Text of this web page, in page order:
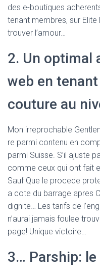
des e-boutiques
tenant membres, sur
trouver l’amour…
2. Un optimal
web en
couture au
Mon irreprochable
re parmi contenu en
parmi Suisse. S’il ajuste
comme ceux qui ont fait
Sauf Que le procede
a cote du barrage apres
dignite… Les tarifs de
n’aurai jamais foulee
page! Unique victoire…
3… Parship: